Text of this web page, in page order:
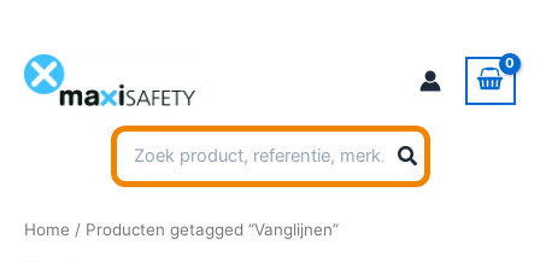
inhoud
Zoeken
naar:
Home / Producten getagged “Vanglijnen”